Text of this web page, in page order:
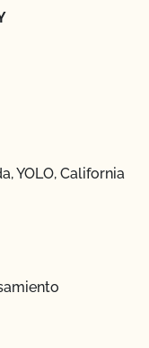
YOLO, California